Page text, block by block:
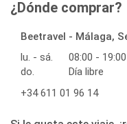
¿Dónde comprar?
Beetravel - Málaga,
lu. - sá.
08:00 - 19:00
do.
Día libre
+34 611 01 96 14